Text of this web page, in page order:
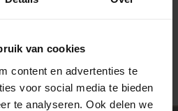
van cookies
content en advertenties te
voor social media te bieden
te analyseren. Ook delen we